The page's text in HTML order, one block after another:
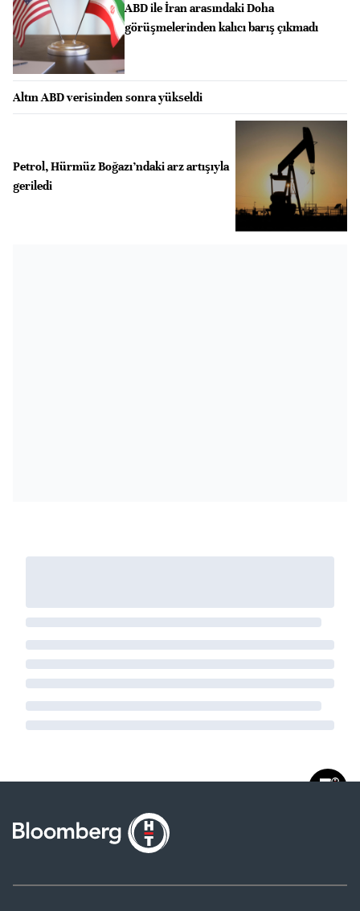
ABD ile İran arasındaki Doha
görüşmelerinden kalıcı barış çıkmadı
Altın ABD verisinden sonra yükseldi
Petrol, Hürmüz Boğazı’ndaki arz artışıyla
geriledi